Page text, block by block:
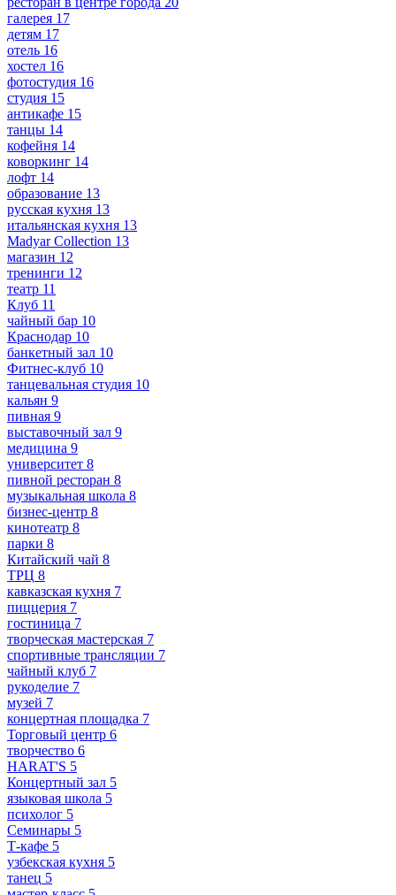
галерея 17
детям 17
отель 16
хостел 16
фотостудия 16
студия 15
антикафе 15
танцы 14
кофейня 14
коворкинг 14
лофт 14
образование 13
русская кухня 13
итальянская кухня 13
Madyar Collection 13
магазин 12
тренинги 12
театр 11
Клуб 11
чайный бар 10
Краснодар 10
банкетный зал 10
Фитнес-клуб 10
танцевальная студия 10
кальян 9
пивная 9
выставочный зал 9
медицина 9
университет 8
пивной ресторан 8
музыкальная школа 8
бизнес-центр 8
кинотеатр 8
парки 8
Китайский чай 8
ТРЦ 8
кавказская кухня 7
пиццерия 7
гостиница 7
творческая мастерская 7
спортивные трансляции 7
чайный клуб 7
рукоделие 7
музей 7
концертная площадка 7
Торговый центр 6
творчество 6
HARAT'S 5
Концертный зал 5
языковая школа 5
психолог 5
Семинары 5
Т-кафе 5
узбекская кухня 5
танец 5